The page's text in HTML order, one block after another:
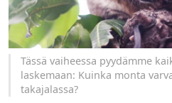
Tässä vaiheessa pyydämme
laskemaan: Kuinka monta
takajalassa?